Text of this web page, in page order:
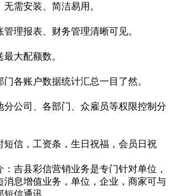
需安装、简洁易用。
理报表、财务管理清晰可见。
大配额数。
各账户数据统计汇总一目了然。
分公司、各部门、众雇员等权限控制分
短信，工资条，生日祝福，会员日祝
吉县彩信营销业务是专门针对单位，
消息增值业务，单位，企业，商家可与
信通讯，